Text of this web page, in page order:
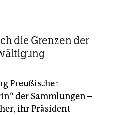
die Grenzen der
Preußischer
der Sammlungen –
ihr Präsident